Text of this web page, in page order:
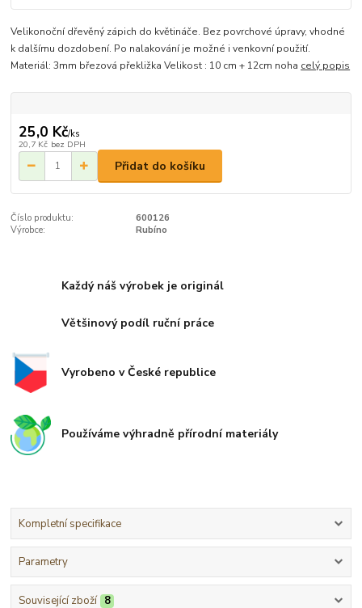
Velikonoční dřevěný zápich do květináče. Bez povrchové úpravy, vhodné
k dalšímu dozdobení. Po nalakování je možné i venkovní použití.
Materiál: 3mm březová překližka Velikost : 10 cm + 12cm noha celý popis
25,0 Kč/ks
20,7 Kč bez DPH
Přidat do košíku
Číslo produktu:
600126
Výrobce:
Rubíno
Každý náš výrobek je originál
Většinový podíl ruční práce
Vyrobeno v České republice
Používáme výhradně přírodní materiály
Kompletní specifikace
Parametry
Související zboží 8